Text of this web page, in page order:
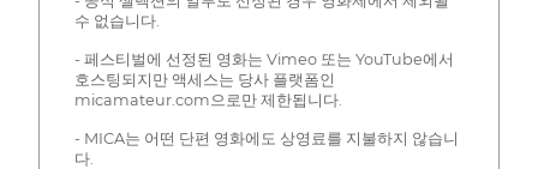
수 없습니다.
- 페스티벌에 선정된 영화는 Vimeo 또는 YouTube에서
호스팅되지만 액세스는 당사 플랫폼인
micamateur.com으로만 제한됩니다.
- MICA는 어떤 단편 영화에도 상영료를 지불하지 않습니
다.